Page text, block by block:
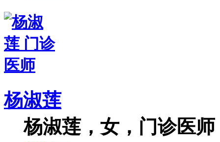
杨淑莲
杨淑莲，女，门诊医